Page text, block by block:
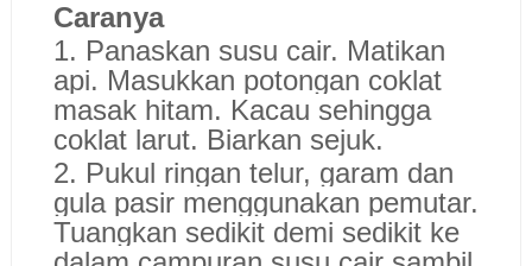
Caranya
1. Panaskan susu cair. Matikan
api. Masukkan potongan coklat
masak hitam. Kacau sehingga
coklat larut. Biarkan sejuk.
2. Pukul ringan telur, garam dan
gula pasir menggunakan pemutar.
Tuangkan sedikit demi sedikit ke